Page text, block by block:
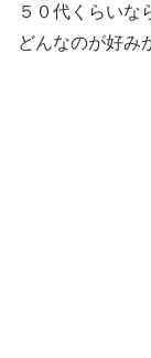
５０代くらいな
どんなのが好み